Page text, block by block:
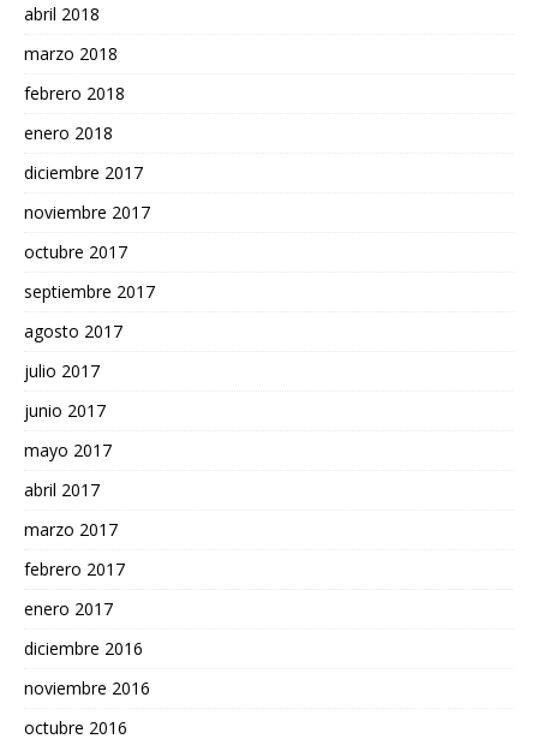
abril 2018
marzo 2018
febrero 2018
enero 2018
diciembre 2017
noviembre 2017
octubre 2017
septiembre 2017
agosto 2017
julio 2017
junio 2017
mayo 2017
abril 2017
marzo 2017
febrero 2017
enero 2017
diciembre 2016
noviembre 2016
octubre 2016